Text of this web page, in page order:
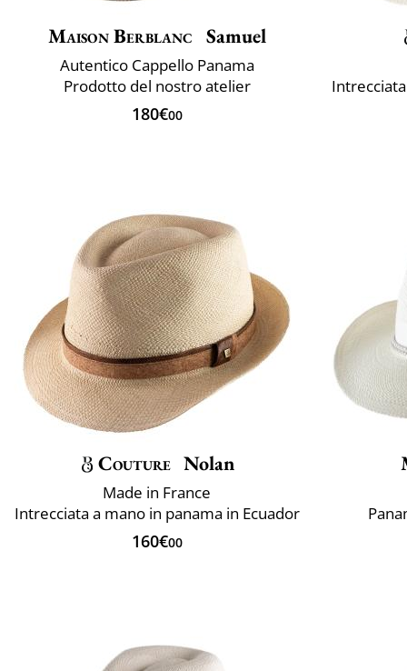
Maison Berblanc Samuel
Autentico Cappello Panama
Prodotto del nostro atelier
180€00
Couture Nolan
Made in France
Intrecciata a mano in panama in Ecuador
160€00